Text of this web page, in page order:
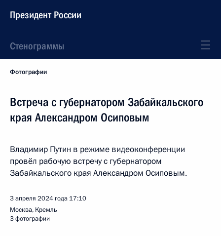
Президент России
Стенограммы
Фотографии
Встреча с губернатором Забайкальского
края Александром Осиповым
Владимир Путин в режиме видеоконференции
провёл рабочую встречу с губернатором
Забайкальского края Александром Осиповым.
3 апреля 2024 года 17:10
Москва, Кремль
3 фотографии